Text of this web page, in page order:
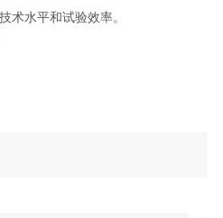
术水平和试验效率。